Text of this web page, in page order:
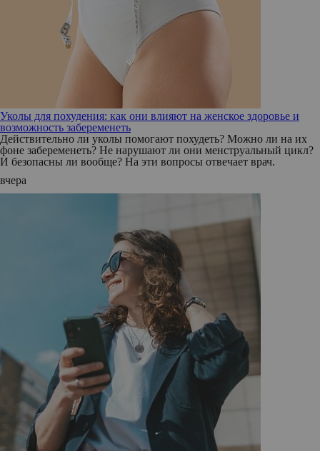
Уколы для похудения: как они влияют на женское здоровье и
возможность забеременеть
Действительно ли уколы помогают похудеть? Можно ли на их
фоне забеременеть? Не нарушают ли они менструальный цикл?
И безопасны ли вообще? На эти вопросы отвечает врач.
вчера